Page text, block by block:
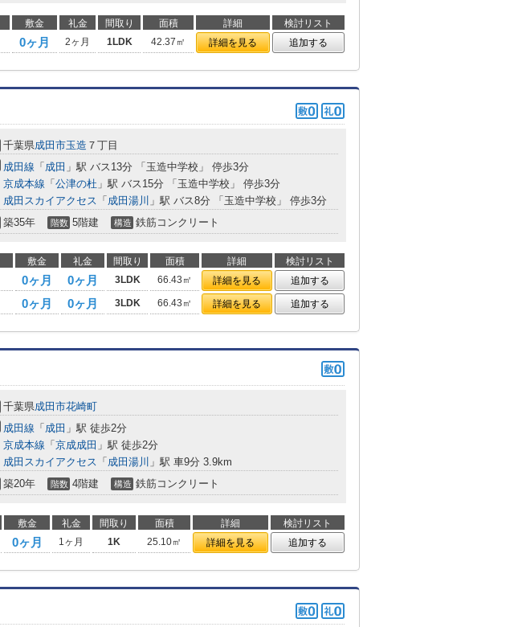
敷金 礼金 間取り 面積 詳細
検討リスト
0ヶ月 2ヶ月 1LDK 42.37㎡ 詳細を見る 追加する
千葉県成田市玉造 ７丁目
成田線 「 成田 」駅 バス13分 「玉造中学校」 停歩3分
京成本線 「 公津の杜 」駅 バス15分 「玉造中学校」 停歩3分
成田スカイアクセス 「 成田湯川 」駅 バス8分 「玉造中学校」 停歩3分
築35年 階数 5階建 構造 鉄筋コンクリート
敷金 礼金 間取り 面積 詳細
検討リスト
0ヶ月 0ヶ月 3LDK 66.43㎡ 詳細を見る
追加する
0ヶ月 0ヶ月 3LDK 66.43㎡ 詳細を見る 追加する
千葉県成田市花崎町
成田線 「 成田 」駅 徒歩2分
京成本線 「 京成成田 」駅 徒歩2分
成田スカイアクセス 「 成田湯川 」駅 車9分 3.9km
築20年 階数 4階建 構造 鉄筋コンクリート
敷金 礼金 間取り 面積 詳細
検討リスト
0ヶ月 1ヶ月 1K 25.10㎡ 詳細を見る 追加する